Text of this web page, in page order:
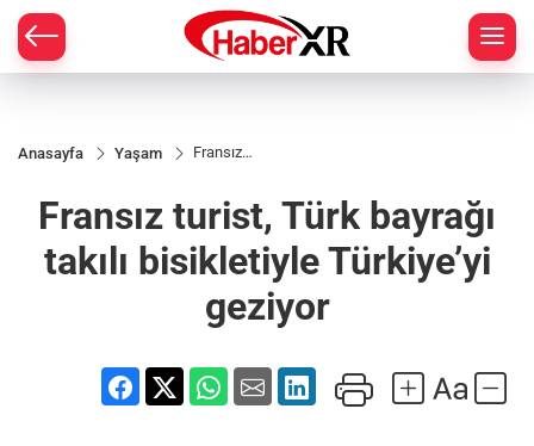
Anasayfa Yaşam
Fransız
takılı
bisikletiyle
Türkiye’yi
geziyor
Fransız turist, Türk bayrağı
takılı bisikletiyle Türkiye’yi
geziyor